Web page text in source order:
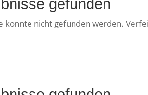
gefunden
konnte nicht gefunden werden.